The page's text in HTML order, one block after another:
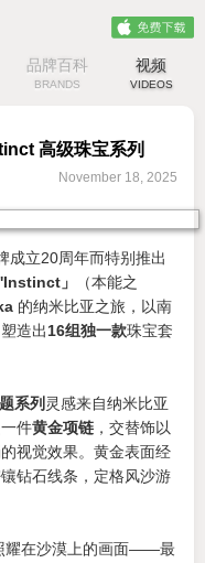
品牌百科
BRANDS
视频
VIDEOS
高级珠宝系列
November 18, 2025
成立20周年而特别推出
」
（本能之
的纳米比亚之旅，以南
造出16组独一款珠宝套
系列 灵感来自纳米比亚
件黄金项链 ，交替饰以
视觉效果。黄金表面经
钻石线条，定格风沙游
耀在沙漠上的画面——最